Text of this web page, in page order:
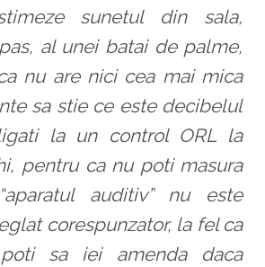
sunetul din sala,
al unei batai de palme,
nu are nici cea mai mica
sa stie ce este decibelul
la un control ORL la
pentru ca nu poti masura
auditiv” nu este
corespunzator, la fel ca
sa iei amenda daca